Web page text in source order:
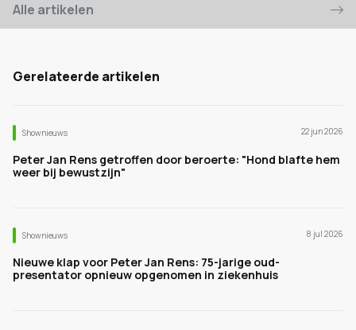
Alle artikelen
Gerelateerde artikelen
Shownieuws 22 jun 2026
Peter Jan Rens getroffen door beroerte: "Hond blafte hem
weer bij bewustzijn"
Shownieuws 8 jul 2026
Nieuwe klap voor Peter Jan Rens: 75-jarige oud-
presentator opnieuw opgenomen in ziekenhuis